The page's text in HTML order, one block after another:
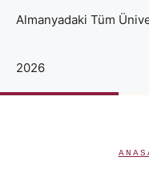
Almanyadaki Tüm
2026